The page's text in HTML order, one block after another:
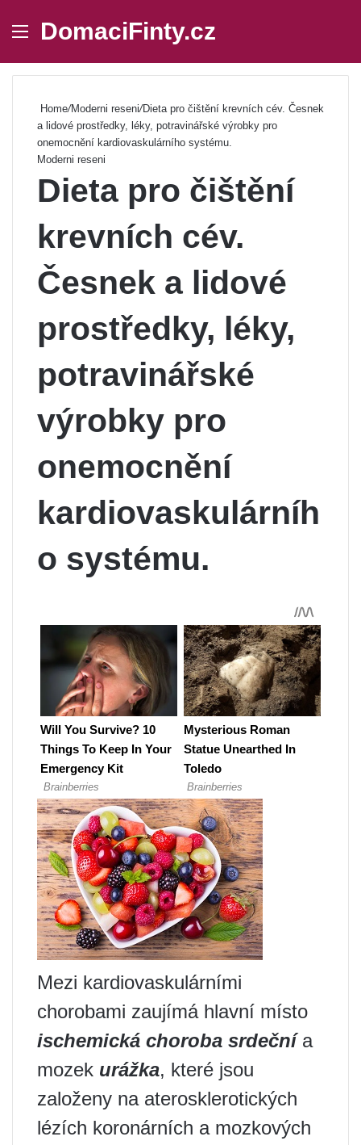
Menu
DomaciFinty.cz
Home/Moderni reseni/Dieta pro čištění krevních cév. Česnek
a lidové prostředky, léky, potravinářské výrobky pro
onemocnění kardiovaskulárního systému.
Moderni reseni
Dieta pro čištění
krevních cév.
Česnek a lidové
prostředky, léky,
potravinářské
výrobky pro
onemocnění
kardiovaskulárníh
o systému.
Mezi kardiovaskulárními
chorobami zaujímá hlavní místo
ischemická choroba srdečnía
mozek urážka, které jsou
založeny na aterosklerotických
lézích koronárních a mozkových